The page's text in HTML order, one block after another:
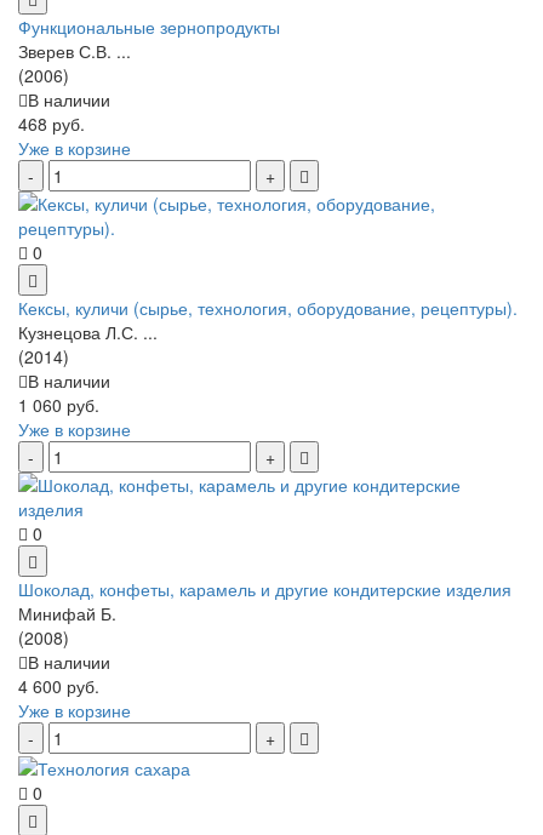
Функциональные зернопродукты
Зверев С.В. ...
(2006)
В наличии
468 руб.
Уже в корзине
0
Кексы, куличи (сырье, технология, оборудование, рецептуры).
Кузнецова Л.С. ...
(2014)
В наличии
1 060 руб.
Уже в корзине
0
Шоколад, конфеты, карамель и другие кондитерские изделия
Минифай Б.
(2008)
В наличии
4 600 руб.
Уже в корзине
0